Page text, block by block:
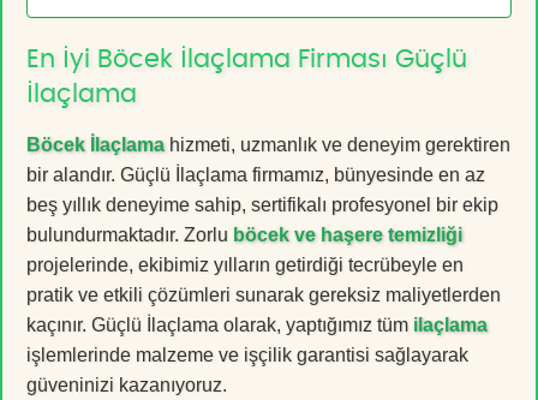
En İyi Böcek İlaçlama Firması Güçlü
İlaçlama
Böcek İlaçlamahizmeti, uzmanlık ve deneyim gerektiren
bir alandır. Güçlü İlaçlama firmamız, bünyesinde en az
beş yıllık deneyime sahip, sertifikalı profesyonel bir ekip
bulundurmaktadır. Zorlu böcek ve haşere temizliği
projelerinde, ekibimiz yılların getirdiği tecrübeyle en
pratik ve etkili çözümleri sunarak gereksiz maliyetlerden
kaçınır. Güçlü İlaçlama olarak, yaptığımız tüm ilaçlama
işlemlerinde malzeme ve işçilik garantisi sağlayarak
güveninizi kazanıyoruz.